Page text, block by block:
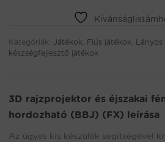
-
hordozható
mennyiség
Kategóriák: Játékok, Fiús játékok, Lányos
készségfejlesztő játékok
3D rajzprojektor és éjszakai
hordozható (BBJ) (FX) leírása
Az ügyes kis készülék segítségével